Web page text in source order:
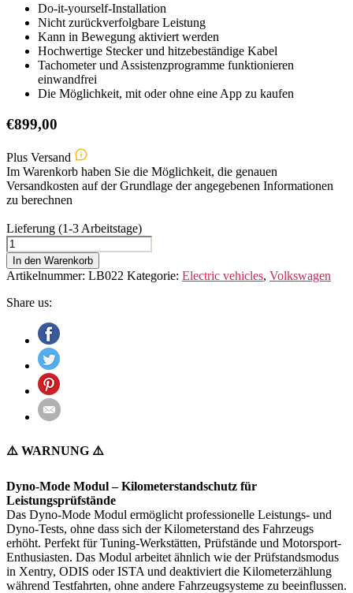
Do-it-yourself-Installation
Nicht zurückverfolgbare Leistung
Kann in Bewegung aktiviert werden
Hochwertige Stecker und hitzebeständige Kabel
Tachometer und Assistenzprogramme funktionieren
einwandfrei
Die Möglichkeit, mit oder ohne eine App zu kaufen
€899,00
Plus Versand
Im Warenkorb haben Sie die Möglichkeit, die genauen
Versandkosten auf der Grundlage der angegebenen Informationen
zu berechnen
Lieferung (1-3 Arbeitstage)
VOLKSWAGEN
ID.3
Menge
In den Warenkorb
Artikelnummer: LB022 Kategorie: Electric vehicles, Volkswagen
Share us:
⚠️ WARNUNG ⚠️
Dyno-Mode Modul – Kilometerstandschutz für
Leistungsprüfstände
Das Dyno-Mode Modul ermöglicht professionelle Leistungs- und
Dyno-Tests, ohne dass sich der Kilometerstand des Fahrzeugs
erhöht. Perfekt für Tuning-Werkstätten, Prüfstände und Motorsport-
Enthusiasten. Das Modul arbeitet ähnlich wie der Prüfstandsmodus
in Xentry, ODIS oder ISTA und deaktiviert die Kilometerzählung
während Testfahrten, ohne andere Fahrzeugsysteme zu beeinflussen.